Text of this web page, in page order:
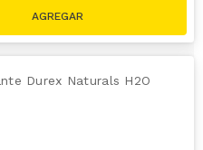
Durex Naturals H2O